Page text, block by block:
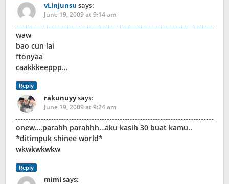
vLinjunsu says:
June 19, 2009 at 9:14 am
waw
bao cun lai
ftonyaa
caakkkeeppp…
Reply
rakunuyysays:
June 19, 2009 at 9:24 am
onew….parahh parahhh…aku kasih 30 buat kamu..
*ditimpuk shinee world*
wkwkwkwkw
Reply
mimi says: